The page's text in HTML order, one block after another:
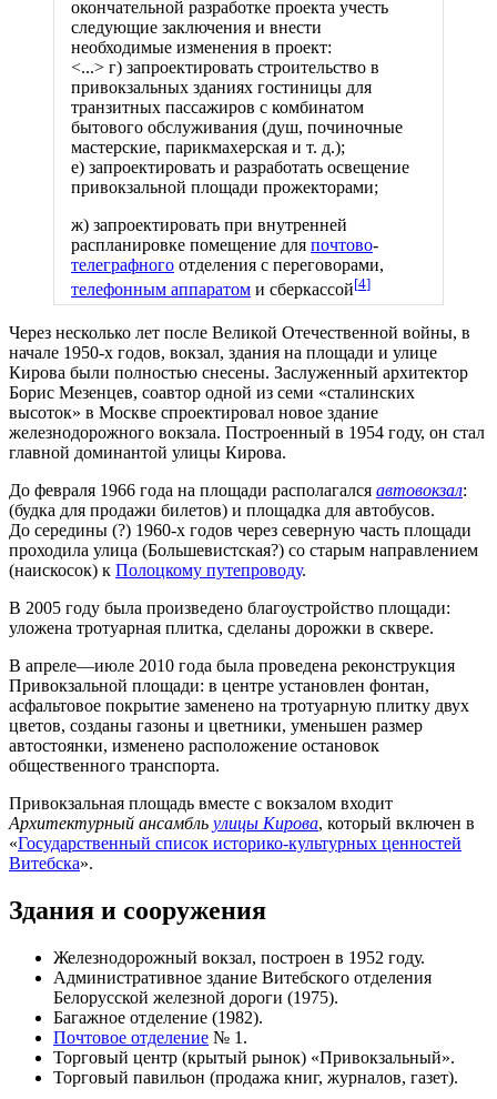
окончательной разработке проекта учесть
следующие заключения и внести
необходимые изменения в проект:
<...> г) запроектировать строительство в
привокзальных зданиях гостиницы для
транзитных пассажиров с комбинатом
бытового обслуживания (душ, починочные
мастерские, парикмахерская и т. д.);
е) запроектировать и разработать освещение
привокзальной площади прожекторами;
ж) запроектировать при внутренней
распланировке помещение для почтово-
телеграфного отделения с переговорами,
телефонным аппаратом и сберкассой[4]
Через несколько лет после Великой Отечественной войны, в
начале 1950-х годов, вокзал, здания на площади и улице
Кирова были полностью снесены. Заслуженный архитектор
Борис Мезенцев, соавтор одной из семи «сталинских
высоток» в Москве спроектировал новое здание
железнодорожного вокзала. Построенный в 1954 году, он стал
главной доминантой улицы Кирова.
До февраля 1966 года на площади располагался автовокзал:
(будка для продажи билетов) и площадка для автобусов.
До середины (?) 1960-х годов через северную часть площади
проходила улица (Большевистская?) со старым направлением
(наискосок) к Полоцкому путепроводу.
В 2005 году была произведено благоустройство площади:
уложена тротуарная плитка, сделаны дорожки в сквере.
В апреле—июле 2010 года была проведена реконструкция
Привокзальной площади: в центре установлен фонтан,
асфальтовое покрытие заменено на тротуарную плитку двух
цветов, созданы газоны и цветники, уменьшен размер
автостоянки, изменено расположение остановок
общественного транспорта.
Привокзальная площадь вместе с вокзалом входит
Архитектурный ансамбль улицы Кирова, который включен в
«Государственный список историко-культурных ценностей
Витебска».
Здания и сооружения
Железнодорожный вокзал, построен в 1952 году.
Административное здание Витебского отделения
Белорусской железной дороги (1975).
Багажное отделение (1982).
Почтовое отделение № 1.
Торговый центр (крытый рынок) «Привокзальный».
Торговый павильон (продажа книг, журналов, газет).